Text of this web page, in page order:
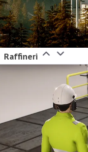
Raffineri